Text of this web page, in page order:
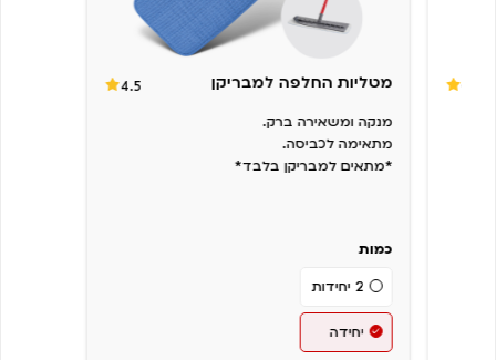
מטליות החלפה למבריקן
4.5
מנקה ומשאירה ברק.
מתאימה לכביסה.
*מתאים למבריקן בלבד*
כמות
2 יחידות
יחידה